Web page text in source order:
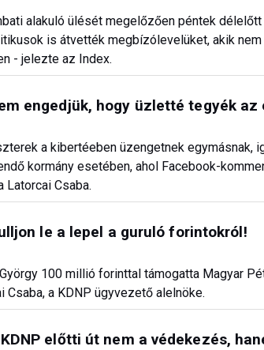
alakuló ülését megelőzően péntek
is átvették megbízólevelüket, akik
- jelezte az Index.
engedjük, hogy üzletté tegyék az
a kibertéeben üzengetnek egymásnak,
kormány esetében, ahol Facebook-
Csaba.
le a lepel a guruló forintokról!
100 millió forinttal támogatta Magyar
Csaba, a KDNP ügyvezető alelnöke.
előtti út nem a védekezés,